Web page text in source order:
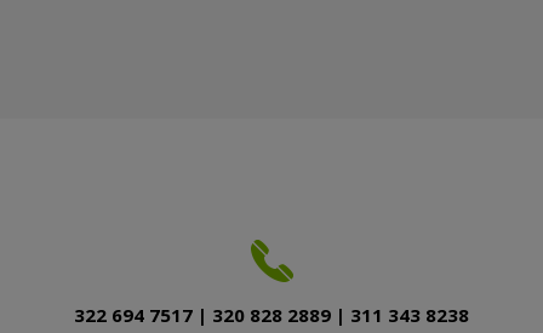
322 694 7517 | 320 828 2889 | 311 343 8238